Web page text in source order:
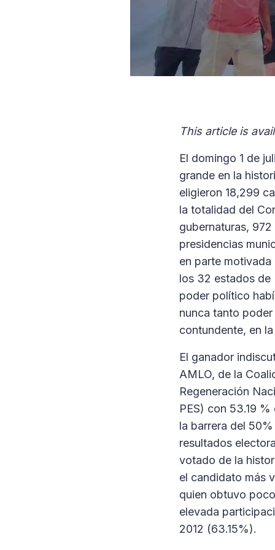
This article is
El domingo 1 de
grande en la
eligieron 18,299
la totalidad del
gubernaturas,
presidencias
en parte
los 32 estados de
poder político
nunca tanto
contundente, en
El ganador
AMLO, de la
Regeneración
PES) con 53.19
la barrera del
resultados
votado de la
el candidato más
quien obtuvo
elevada
2012 (63.15%).